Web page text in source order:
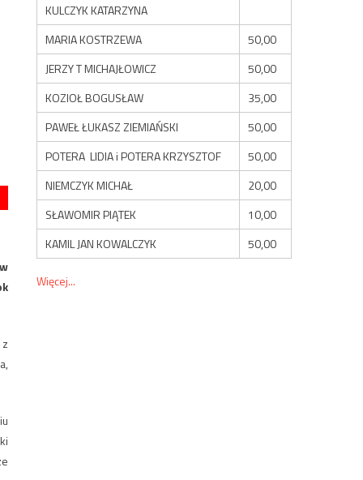
KULCZYK KATARZYNA
MARIA KOSTRZEWA
50,00
JERZY T MICHAJŁOWICZ
50,00
KOZIOŁ BOGUSŁAW
35,00
PAWEŁ ŁUKASZ ZIEMIAŃSKI
50,00
POTERA LIDIA i POTERA KRZYSZTOF
50,00
NIEMCZYK MICHAŁ
20,00
SŁAWOMIR PIĄTEK
10,00
KAMIL JAN KOWALCZYK
50,00
Więcej...